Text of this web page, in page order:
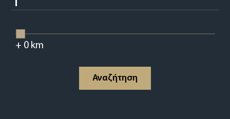
+ 0km
Αναζήτηση